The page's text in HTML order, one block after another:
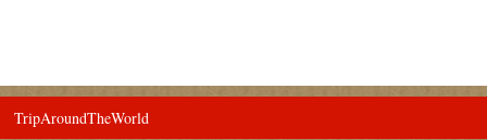
TripAroundTheWorld